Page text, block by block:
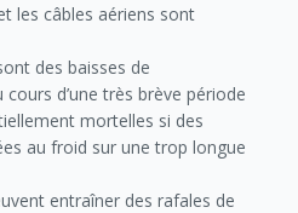
les câbles aériens sont
des baisses de
d’une très brève période
mortelles si des
au froid sur une trop longue
entraîner des rafales de